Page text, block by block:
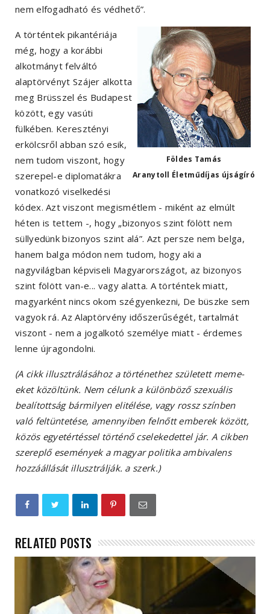
nem elfogadható és védhető”.
Földes Tamás
Aranytoll Életműdíjas újságíró
A történtek pikantériája
még, hogy a korábbi
alkotmányt felváltó
alaptörvényt Szájer alkotta
meg Brüsszel és Budapest
között, egy vasúti
fülkében. Keresztényi
erkölcsről abban szó esik,
nem tudom viszont, hogy
szerepel-e diplomatákra
vonatkozó viselkedési
kódex. Azt viszont megismétlem - miként az elmúlt
héten is tettem -, hogy „bizonyos szint fölött nem
süllyedünk bizonyos szint alá”. Azt persze nem belga,
hanem balga módon nem tudom, hogy aki a
nagyvilágban képviseli Magyarországot, az bizonyos
szint fölött van-e... vagy alatta. A történtek miatt,
magyarként nincs okom szégyenkezni, De büszke sem
vagyok rá. Az Alaptörvény időszerűségét, tartalmát
viszont - nem a jogalkotó személye miatt - érdemes
lenne újragondolni.
(A cikk illusztrálásához a történethez született meme-
eket közöltünk. Nem célunk a különböző szexuális
bealítottság bármilyen elitélése, vagy rossz színben
való feltüntetése, amennyiben felnőtt emberek között,
közös egyetértéssel történő cselekedettel jár. A cikben
szereplő események a magyar politika ambivalens
hozzáállását illusztrálják. a szerk.)
RELATED POSTS